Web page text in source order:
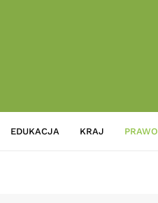
EDUKACJA KRAJ PRAWO